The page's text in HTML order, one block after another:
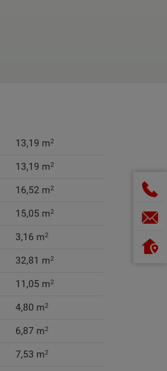
13,19 m2
13,19 m2
16,52 m2
15,05 m2
3,16 m2
32,81 m2
11,05 m2
4,80 m2
6,87 m2
7,53 m2